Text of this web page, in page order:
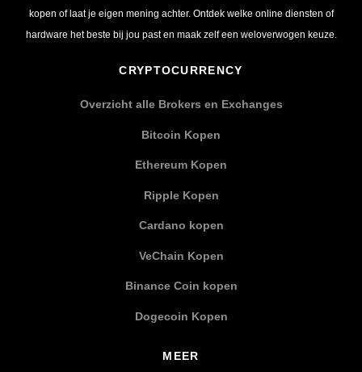
kopen of laat je eigen mening achter. Ontdek welke online diensten of
hardware het beste bij jou past en maak zelf een weloverwogen keuze.
CRYPTOCURRENCY
Overzicht alle Brokers en Exchanges
Bitcoin Kopen
Ethereum Kopen
Ripple Kopen
Cardano kopen
VeChain Kopen
Binance Coin kopen
Dogecoin Kopen
MEER